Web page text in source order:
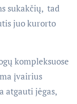
sukakčių, tad
juo kurorto
kompleksuose
įvairius
atgauti jėgas,